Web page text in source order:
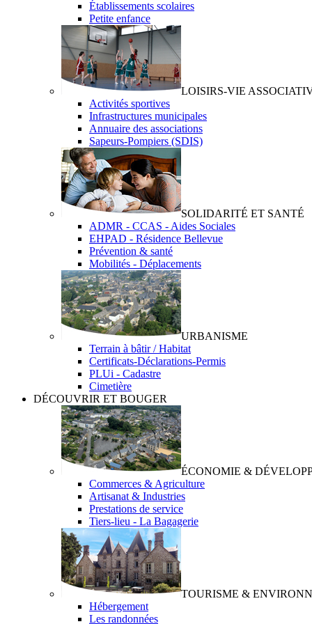
Établissements scolaires
Petite enfance
LOISIRS-VIE
Activités sportives
Infrastructures municipales
Annuaire des associations
Sapeurs-Pompiers (SDIS)
SOLIDARITÉ ET SANTÉ
ADMR - CCAS - Aides Sociales
EHPAD - Résidence Bellevue
Prévention & santé
Mobilités - Déplacements
URBANISME
Terrain à bâtir / Habitat
Certificats-Déclarations-Permis
PLUi - Cadastre
Cimetière
DÉCOUVRIR ET BOUGER
ÉCONOMIE &
Commerces & Agriculture
Artisanat & Industries
Prestations de service
Tiers-lieu - La Bagagerie
TOURISME &
Hébergement
Les randonnées